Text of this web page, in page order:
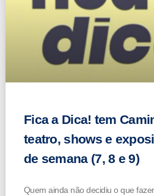
Fica a Dica! tem
teatro, shows e
de semana (7, 8 e 9)
Quem ainda não decidiu o que